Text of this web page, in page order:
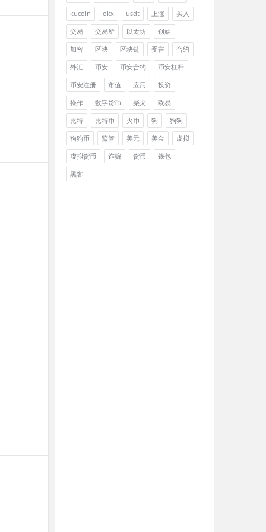
kucoin okx usdt 上涨
买入
交易
交易所 以太坊
创始
加密
区块 区块链 受害
合约
外汇
币安 币安合约
币安杠杆
币安注册
市值 应用
投资
操作
数字货币 柴犬
欧易
比特
比特币 火币 狗
狗狗
狗狗币
监管 美元 美金
虚拟
虚拟货币
诈骗 货币
钱包
黑客